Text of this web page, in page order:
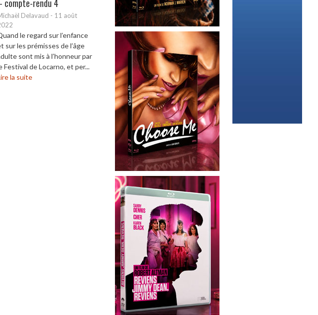
compte-rendu 4
Delavaud - 11 août
le regard sur l’enfance
sur les prémisses de l’âge
sont mis à l’honneur par
Festival de Locarno, et per...
la suite